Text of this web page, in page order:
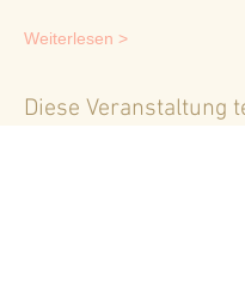
Weiterlesen >
Diese Veranstaltung